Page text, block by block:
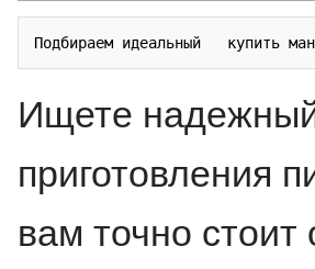
Ищете
приготовления
вам точно